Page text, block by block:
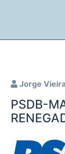
Jorge
PSDB-